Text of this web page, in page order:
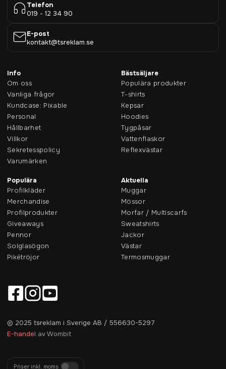
Telefon
019 - 12 34 90
E-post
kontakt@tsreklam.se
Info
Om oss
Vanliga frågor
Kundcase: Pixable
Personal
Hållbarhet
Villkor
Sekretesspolicy
Varumärken
Bästsäljare
Populära produkter
T-shirts
Kepsar
Hoodies
Tygpåsar
Vattenflaskor
Reflexvästar
Populära
Profilkläder
Merchandise
Profilprodukter
Giveaways
Pennor
Solglasögon
Pikétröjor
Aktuella
Muggar
Mössor
Morfar / Multiscarfs
Sweatshirts
Jackor
Västar
Termosmuggar
© 2025 tsreklam i Sverige AB / 556630-5297
E-handel av Wombit
Priser inkl. moms